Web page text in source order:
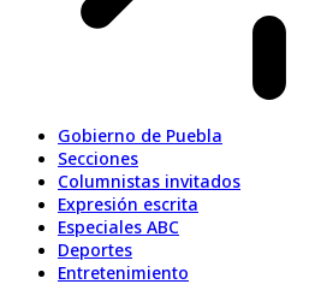
Gobierno de Puebla
Secciones
Columnistas invitados
Expresión escrita
Especiales ABC
Deportes
Entretenimiento